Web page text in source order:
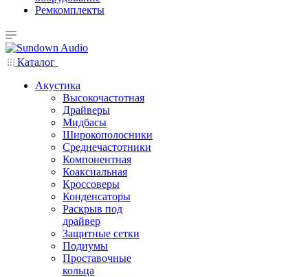
Ремкомплекты
Каталог
Акустика
Высокочастотная
Драйверы
Мидбасы
Широкополосники
Среднечастотники
Компонентная
Коаксиальная
Кроссоверы
Конденсаторы
Раскрыв под
драйвер
Защитные сетки
Подиумы
Проставочные
кольца